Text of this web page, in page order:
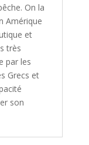
On la
Amérique
et
très
par les
Grecs et
son